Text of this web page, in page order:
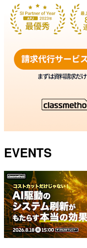
EVENTS